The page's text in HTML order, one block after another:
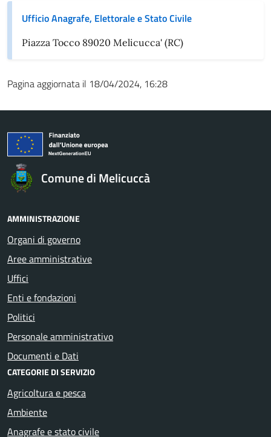
Ufficio Anagrafe, Elettorale e Stato Civile
Piazza Tocco 89020 Melicucca' (RC)
Pagina aggiornata il 18/04/2024, 16:28
Comune di Melicuccà
AMMINISTRAZIONE
Organi di governo
Aree amministrative
Uffici
Enti e fondazioni
Politici
Personale amministrativo
Documenti e Dati
CATEGORIE DI SERVIZIO
Agricoltura e pesca
Ambiente
Anagrafe e stato civile